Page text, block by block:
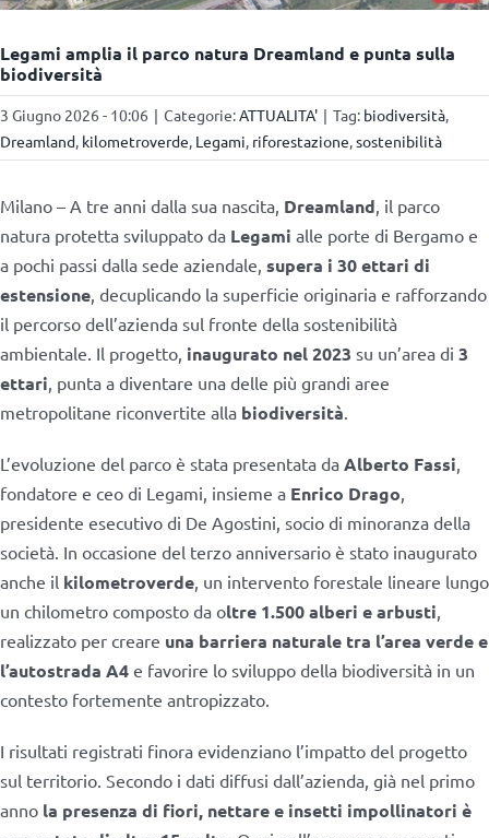
Legami amplia il parco natura Dreamland e punta sulla
biodiversità
3 Giugno 2026 - 10:06 | Categorie:ATTUALITA' | Tag: biodiversità,
Dreamland, kilometroverde, Legami, riforestazione,sostenibilità
Milano – A tre anni dalla sua nascita, Dreamland, il parco
natura protetta sviluppato da Legami alle porte di Bergamo e
a pochi passi dalla sede aziendale, supera i 30 ettari di
estensione, decuplicando la superficie originaria e rafforzando
il percorso dell’azienda sul fronte della sostenibilità
ambientale. Il progetto, inaugurato nel 2023 su un’area di 3
ettari, punta a diventare una delle più grandi aree
metropolitane riconvertite alla biodiversità.
L’evoluzione del parco è stata presentata da Alberto Fassi,
fondatore e ceo di Legami, insieme a Enrico Drago,
presidente esecutivo di De Agostini, socio di minoranza della
società. In occasione del terzo anniversario è stato inaugurato
anche il kilometroverde, un intervento forestale lineare lungo
un chilometro composto da oltre 1.500 alberi e arbusti,
realizzato per creare una barriera naturale tra l’area verde e
l’autostrada A4 e favorire lo sviluppo della biodiversità in un
contesto fortemente antropizzato.
I risultati registrati finora evidenziano l’impatto del progetto
sul territorio. Secondo i dati diffusi dall’azienda, già nel primo
anno la presenza di fiori, nettare e insetti impollinatori è